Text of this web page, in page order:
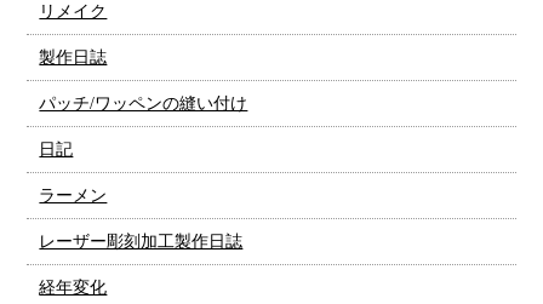
リメイク
製作日誌
パッチ/ワッペンの縫い付け
日記
ラーメン
レーザー彫刻加工製作日誌
経年変化